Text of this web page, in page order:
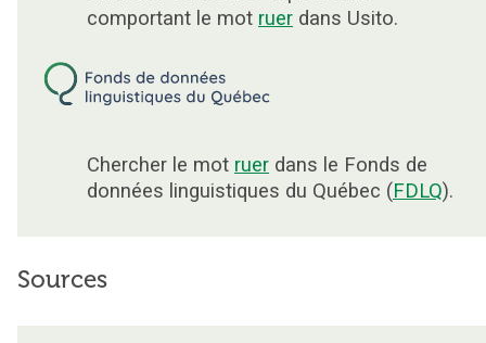
comportant le mot ruer dans Usito.
Chercher le mot ruer dans le Fonds de
données linguistiques du Québec (FDLQ).
Sources